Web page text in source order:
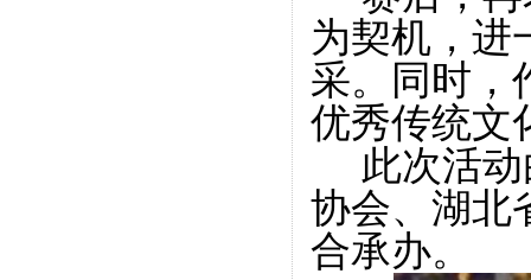
为契机，进
采。同时，
优秀传统文
此次活
协会、湖北
合承办。